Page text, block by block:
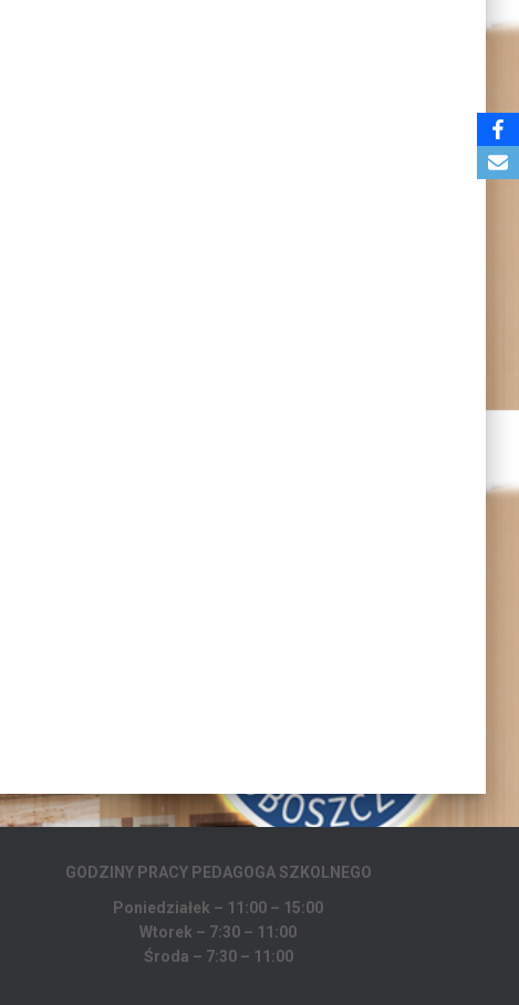
GODZINY PRACY PEDAGOGA SZKOLNEGO
Poniedziałek – 11:00 – 15:00
Wtorek – 7:30 – 11:00
Środa – 7:30 – 11:00